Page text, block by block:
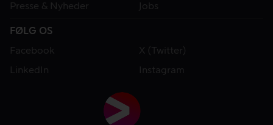
Presse & Nyheder
Jobs
FØLG OS
Facebook
X (Twitter)
LinkedIn
Instagram